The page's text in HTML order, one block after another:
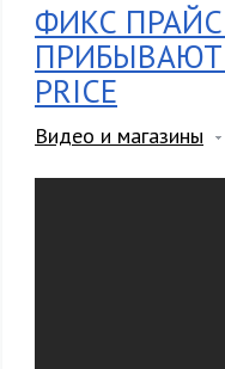
ФИКС
ПРИБЫВАЮТ
PRICE
Видео и магазины